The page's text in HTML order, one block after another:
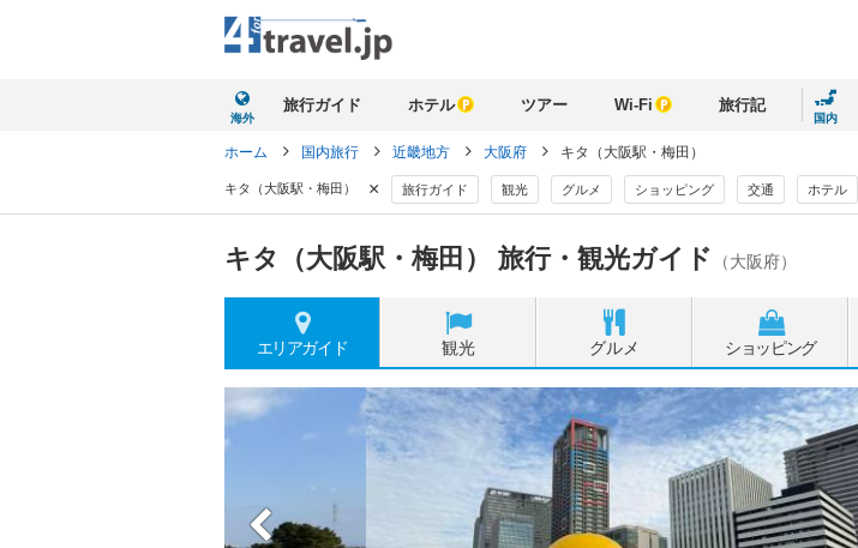
海外
旅行ガイド ホテル ツアー Wi-Fi 旅行記
国内
ホーム 国内旅行 近畿地方 大阪府 キタ（大阪駅・梅田）
キタ（大阪駅・梅田） × 旅行ガイド 観光 グルメ ショッピング 交通 ホテル
キタ（大阪駅・梅田） 旅行・観光ガイド （大阪府）
エリアガイド 観光 グルメ ショッピング